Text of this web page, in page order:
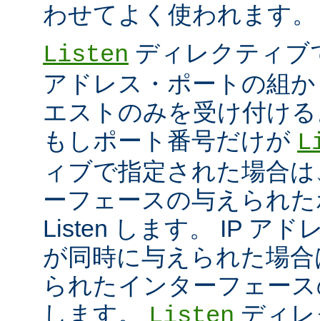
わせてよく使われます。
Listen ディレクティブ
アドレス・ポートの組
エストのみを受け付け
もしポート番号だけが
ィブで指定された場合
ーフェースの与えられ
Listen します。 IP アド
が同時に与えられた場
られたインターフェー
します。
ディ